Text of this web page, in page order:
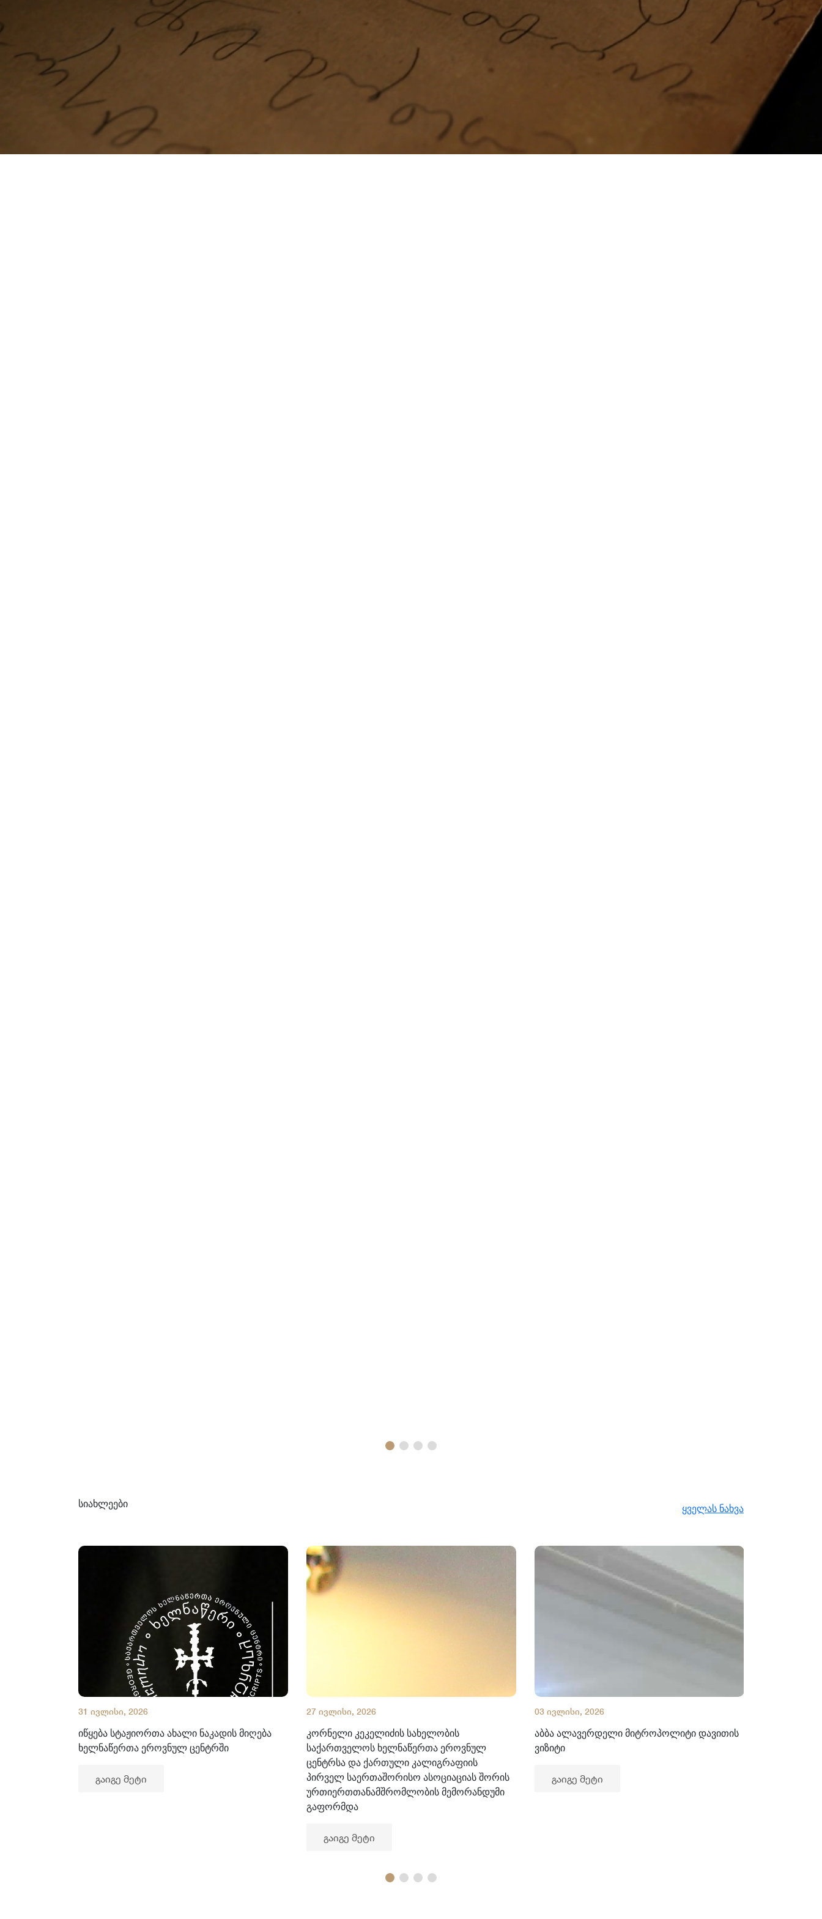
სიახლეები ყველას ნახვა
31 ივლისი, 2026
იწყება სტაჟიორთა ახალი ნაკადის მიღება
ხელნაწერთა ეროვნულ ცენტრში
გაიგე მეტი
27 ივლისი, 2026
კორნელი კეკელიძის სახელობის
საქართველოს ხელნაწერთა ეროვნულ
ცენტრსა და ქართული კალიგრაფიის
პირველ საერთაშორისო ასოციაციას შორის
ურთიერთთანამშრომლობის მემორანდუმი
გაფორმდა
გაიგე მეტი
03 ივლისი, 2026
აბბა ალავერდელი მიტროპოლიტი დავითის
ვიზიტი
გაიგე მეტი